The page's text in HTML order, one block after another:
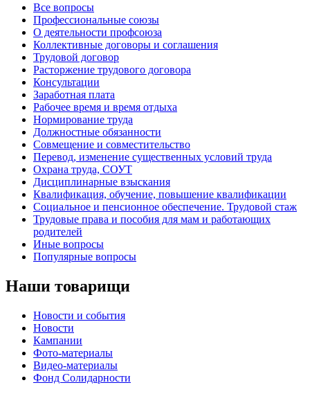
Все вопросы
Профессиональные союзы
О деятельности профсоюза
Коллективные договоры и соглашения
Трудовой договор
Расторжение трудового договора
Консультации
Заработная плата
Рабочее время и время отдыха
Нормирование труда
Должностные обязанности
Совмещение и совместительство
Перевод, изменение существенных условий труда
Охрана труда, СОУТ
Дисциплинарные взыскания
Квалификация, обучение, повышение квалификации
Социальное и пенсионное обеспечение. Трудовой стаж
Трудовые права и пособия для мам и работающих
родителей
Иные вопросы
Популярные вопросы
Наши товарищи
Новости и события
Новости
Кампании
Фото-материалы
Видео-материалы
Фонд Солидарности